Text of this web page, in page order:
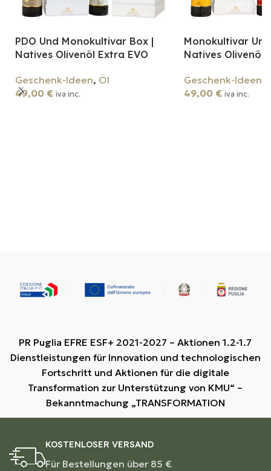
PDO Und Monokultivar Box |
Natives Olivenöl Extra EVO
Geschenk-Ideen, Öl
49,00 € iva inc.
Monokultivar
Natives Olivenöl
Geschenk-Ideen
49,00 € iva inc.
PR Puglia EFRE ESF+ 2021-2027 – Aktionen 1.2-1.7
Dienstleistungen für Innovation und technologischen
Fortschritt und Aktionen für die digitale
Transformation zur Unterstützung von KMU“ –
Bekanntmachung „TRANSFORMATION
KOSTENLOSER VERSAND
Für Bestellungen über 85 €